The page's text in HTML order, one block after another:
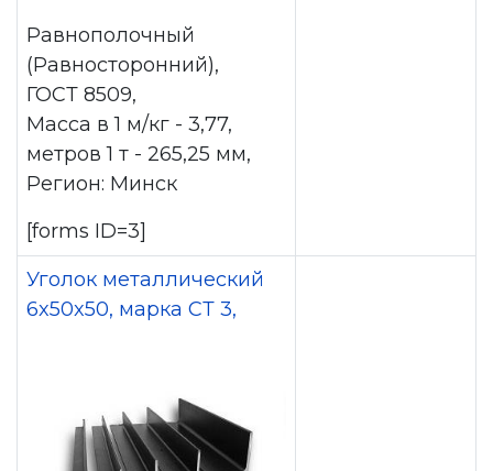
Равнополочный
(Равносторонний),
ГОСТ 8509,
Масса в 1 м/кг - 3,77,
метров 1 т - 265,25 мм,
Регион: Минск
[forms ID=3]
Уголок металлический
6x50x50, марка СТ 3,